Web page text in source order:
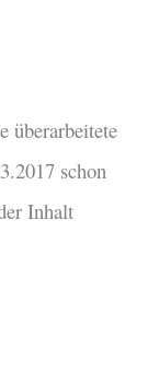
überarbeitete
schon
Inhalt